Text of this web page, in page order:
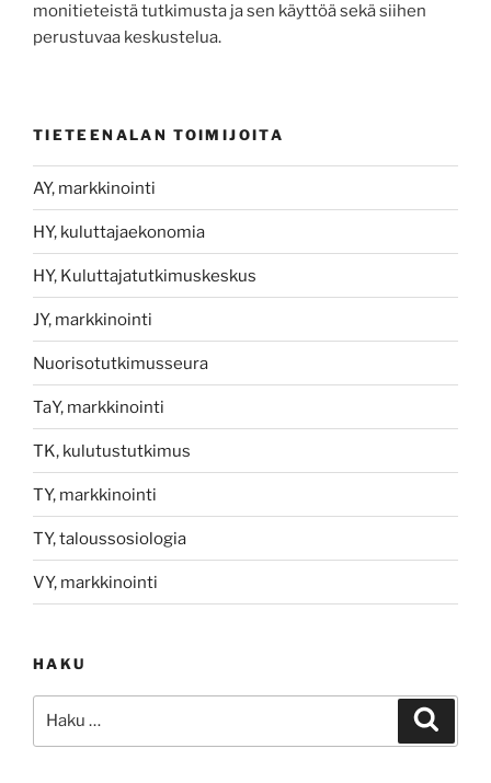
monitieteistä tutkimusta ja sen käyttöä sekä siihen
perustuvaa keskustelua.
TIETEENALAN TOIMIJOITA
AY, markkinointi
HY, kuluttajaekonomia
HY, Kuluttajatutkimuskeskus
JY, markkinointi
Nuorisotutkimusseura
TaY, markkinointi
TK, kulutustutkimus
TY, markkinointi
TY, taloussosiologia
VY, markkinointi
HAKU